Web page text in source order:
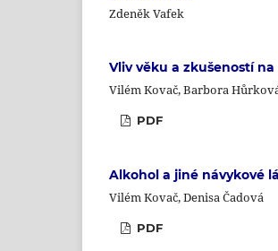
Zdeněk Vafek
Vliv věku a zkušeností
Vilém Kovač, Barbora
PDF
Alkohol a jiné návykové
Vilém Kovač, Denisa Čadová
PDF